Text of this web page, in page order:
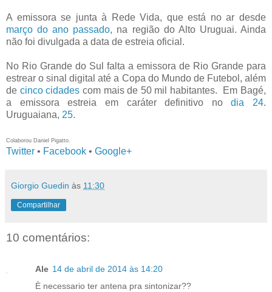
A emissora se junta à Rede Vida, que está no ar desde
março do ano passado, na região do Alto Uruguai. Ainda
não foi divulgada a data de estreia oficial.
No Rio Grande do Sul falta a emissora de Rio Grande para
estrear o sinal digital até a Copa do Mundo de Futebol, além
de cinco cidades com mais de 50 mil habitantes. Em Bagé,
a emissora estreia em caráter definitivo nodia 24.
Uruguaiana, 25.
Colaborou Daniel Pigatto.
Twitter • Facebook • Google+
Giorgio Guedin às 11:30
Compartilhar
10 comentários:
Ale 14 de abril de 2014 às 14:20
È necessario ter antena pra sintonizar??